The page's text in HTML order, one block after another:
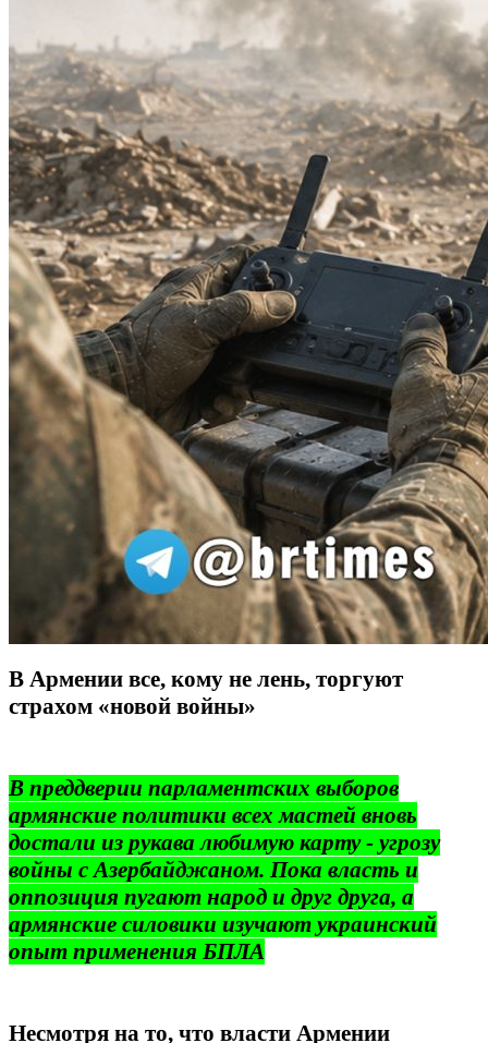
В Армении все, кому не лень, торгуют
страхом «новой войны»
В преддверии парламентских выборов
армянские политики всех мастей вновь
достали из рукава любимую карту - угрозу
войны с Азербайджаном. Пока власть и
оппозиция пугают народ и друг друга, а
армянские силовики изучают украинский
опыт применения БПЛА
Несмотря на то, что власти Армении